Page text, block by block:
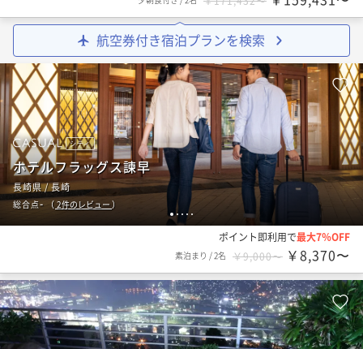
航空券付き宿泊プランを検索
12 3 4 5
シティ
ホテルフラッグス諫早
長崎県 / 長崎
総合点- （ 2件のレビュー）
ポイント即利用で最大7％OFF
素泊まり /2名 ￥9,000〜 ￥8,370〜